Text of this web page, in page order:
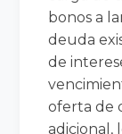
bonos a
deuda
de
oferta de
adicional,